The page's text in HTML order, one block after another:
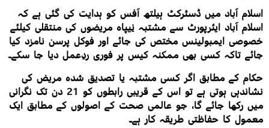
اسلام آباد میں ڈسٹرکٹ ہیلتھ آفس کو ہدایت کی گئی ہے کہ
اسلام آباد ایئرپورٹ سے مشتبہ نِیپاہ مریضوں کی منتقلی کیلئے
خصوصی ایمبولینس مختص کی جائے اور فوکل پرسن نامزد کیا
جائے تاکہ کسی بھی ممکنہ کیس پر فوری ردِعمل دیا جا سکے۔
حکام کے مطابق اگر کسی مشتبہ یا تصدیق شدہ مریض کی
نشاندہی ہوتی ہے تو اس کے قریبی رابطوں کو 21 دن تک نگرانی
میں رکھا جائے گا، جو عالمی صحت کے اصولوں کے مطابق ایک
معمول کا حفاظتی طریقہ کار ہے۔